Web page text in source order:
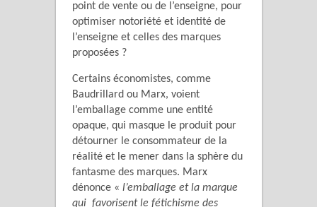
point de vente ou de l’enseigne, pour
optimiser notoriété et identité de
l’enseigne et celles des marques
proposées ?
Certains économistes, comme
Baudrillard ou Marx, voient
l’emballage comme une entité
opaque, qui masque le produit pour
détourner le consommateur de la
réalité et le mener dans la sphère du
fantasme des marques. Marx
dénonce « l’emballage et la marque
qui favorisent le fétichisme des